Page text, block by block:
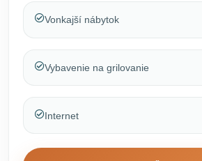
Vonkajší nábytok
Vybavenie na grilovanie
Internet